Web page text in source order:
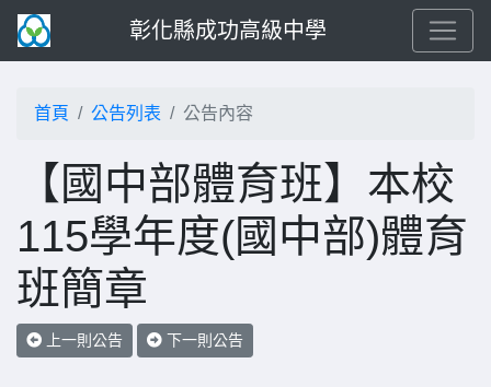
彰化縣成功高級中學
首頁 公告列表 公告內容
【國中部體育班】本校
115學年度(國中部)體育
班簡章
上一則公告 下一則公告